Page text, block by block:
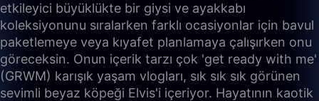
etkileyici büyüklükte bir giysi ve ayakkabı
koleksiyonunu sıralarken farklı ocasiyonlar için bavul
paketlemeye veya kıyafet planlamaya çalışırken onu
göreceksin. Onun içerik tarzı çok 'get ready with me'
(GRWM) karışık yaşam vlogları, sık sık sık görünen
sevimli beyaz köpeği Elvis'i içeriyor. Hayatının kaotik